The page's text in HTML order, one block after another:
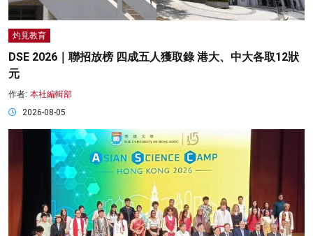
灼見教育
DSE 2026｜聯招放榜 四成五人獲取錄 港大、中大各取12狀
元
作者: 本社編輯部
2026-08-05